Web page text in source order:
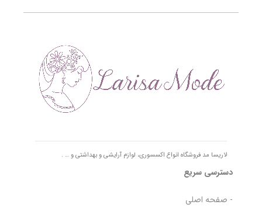
لاریسا مد فروشگاه انواع اکسسوری، لوازم آرایشی و بهداشتی و … .
دسترسی سریع
- صفحه اصلی